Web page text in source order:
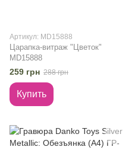
Артикул: MD15888
Царапка-витраж "Цветок"
MD15888
259 грн 288 грн
Купить